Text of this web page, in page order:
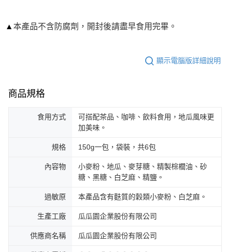
※ 交易是否成功請以「AFTEE先享後付 」之結帳頁面顯示為準，若有關於
權轉讓予恩沛科技股份有限公司。
２．關於個人資料處理事宜，請瀏覽以下網址：
３．未成年的使用者請事先徵得法定代理人或監護人之同意方可使用
「AFTEE先享後付」，若未經同意申辦者引起之損失，本公司不負相關責
４．使用「AFTEE先享後付」時，將依據個別帳號之用戶狀況，依本公司即
時審查核予不同之上限額度；若仍有額度不足之情形，本公司將視審查結果
請求用戶進行身份認證。
５．嚴禁一人註冊多個帳號或使用他人資訊註冊。若發現惡意使用之情形，
恩沛科技股份有限公司將有權停止該用戶之使用額度並採取法律行動。
每筆NT$120，滿NT$1,500(含以上)免運費
▲ 本產品不含防腐劑，開封後請盡早食用完畢。
顯示電腦版詳細說明
商品規格
食用方式
可搭配茶品、咖啡、飲料食用，地瓜風味更
加美味。
規格 150g一包，袋裝，共6包
內容物
小麥粉、地瓜、麥芽糖、精製棕櫚油、砂
糖、黑糖、白芝麻、精鹽。
過敏原 本產品含有麩質的穀類小麥粉、白芝麻。
生產工廠 瓜瓜園企業股份有限公司
供應商名稱 瓜瓜園企業股份有限公司